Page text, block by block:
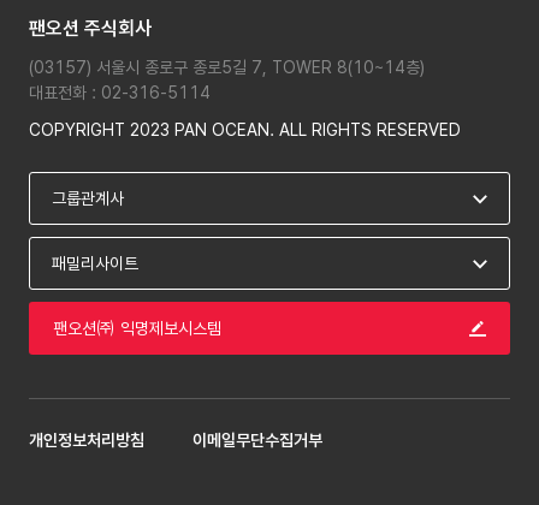
팬오션 주식회사
(03157) 서울시 종로구 종로5길 7, TOWER 8(10~14층)
대표전화 : 02-316-5114
COPYRIGHT 2023 PAN OCEAN. ALL RIGHTS RESERVED
팬오션㈜ 익명제보시스템
개인정보처리방침 이메일무단수집거부